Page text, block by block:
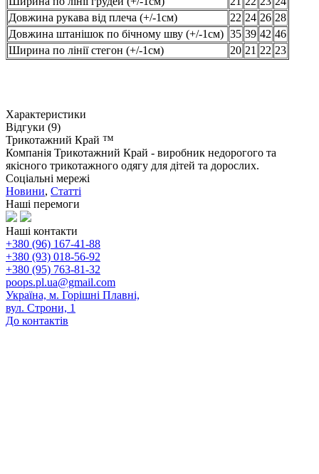
Довжина рукава від плеча (+/-1см)
22 24 26 28
Довжина штанішок по бічному шву (+/-1см) 35 39 42 46
Ширина по лінії стегон (+/-1см)
20 21 22 23
Характеристики
Відгуки (9)
Трикотажний Край ™
Компанія Трикотажний Край - виробник недорогого та
якісного трикотажного одягу для дітей та дорослих.
Соціальні мережі
Новини, Статті
Наші перемоги
Наші контакти
+380 (96) 167-41-88
+380 (93) 018-56-92
+380 (95) 763-81-32
poops.pl.ua@gmail.com
Україна, м. Горішні Плавні,
вул. Строни, 1
До контактів